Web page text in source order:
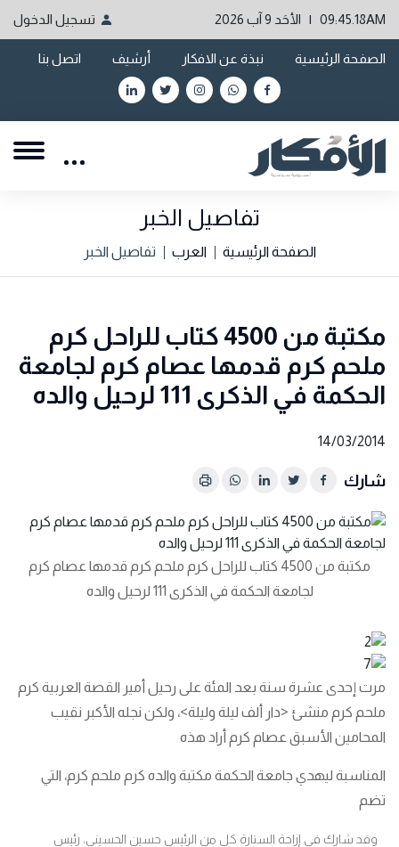
09:45.18AM | الأحَد 9 آب 2026 تسجيل الدخول
الصفحة الرئيسية نبذة عن الافكار أرشيف اتصل بنا
تفاصيل الخبر
الصفحة الرئيسية العرب تفاصيل الخبر
مكتبة من 4500 كتاب للراحل كرم
ملحم كرم قدمها عصام كرم لجامعة
الحكمة في الذكرى 111 لرحيل والده
14/03/2014
شارك
مكتبة من 4500 كتاب للراحل كرم ملحم كرم قدمها عصام كرم
لجامعة الحكمة في الذكرى 111 لرحيل والده
مرت إحدى عشرة سنة بعد المئة على رحيل أمير القصة العربية كرم
ملحم كرم منشئ <دار ألف ليلة وليلة>، ولكن نجله الأكبر نقيب
المحامين الأسبق عصام كرم أراد هذه
المناسبة ليهدي جامعة الحكمة مكتبة والده كرم ملحم كرم، التي
تضم
وقد شارك في إزاحة الستارة كل من الرئيس حسين الحسيني، رئيس